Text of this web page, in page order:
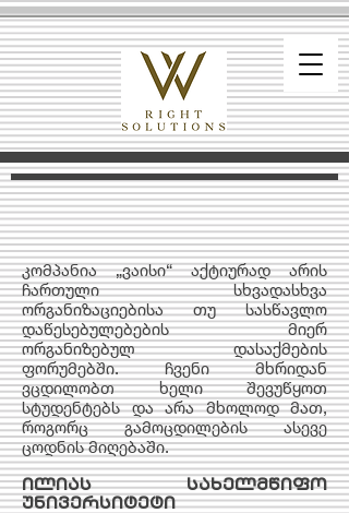
კომპანია „ვაისი“ აქტიურად არის
ჩართული სხვადასხვა
ორგანიზაციებისა თუ სასწავლო
დაწესებულებების მიერ
ორგანიზებულ დასაქმების
ფორუმებში. ჩვენი მხრიდან
ვცდილობთ ხელი შევუწყოთ
სტუდენტებს და არა მხოლოდ მათ,
როგორც გამოცდილების ასევე
ცოდნის მიღებაში.
ილიას სახელმწიფო
უნივერსიტეტი